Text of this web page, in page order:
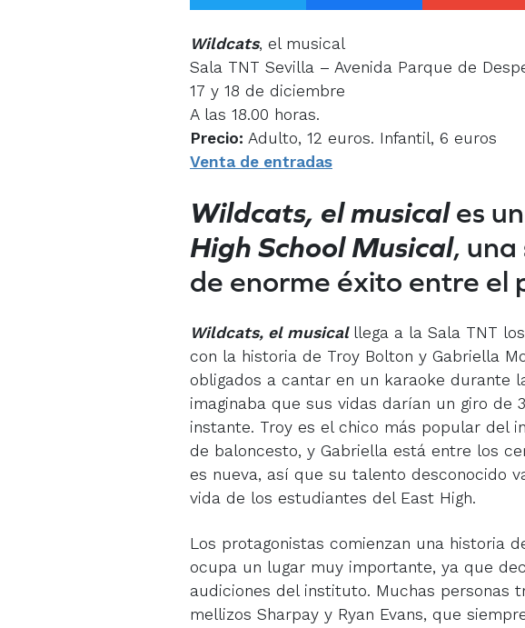
Wildcats, el musical
Sala TNT Sevilla – Avenida Parque de
17 y 18 de diciembre
A las 18.00 horas.
Precio: Adulto, 12 euros. Infantil, 6 euros
Venta de entradas
Wildcats, el musicales
High School Musical, una
de enorme éxito entre el
Wildcats, el musical llega a la Sala TNT
con la historia de Troy Bolton y Gabriella
obligados a cantar en un karaoke durante
imaginaba que sus vidas darían un giro de
instante. Troy es el chico más popular del
de baloncesto, y Gabriella está entre los
es nueva, así que su talento desconocido
vida de los estudiantes del East High.
Los protagonistas comienzan una historia
ocupa un lugar muy importante, ya que
audiciones del instituto. Muchas personas
mellizos Sharpay y Ryan Evans, que